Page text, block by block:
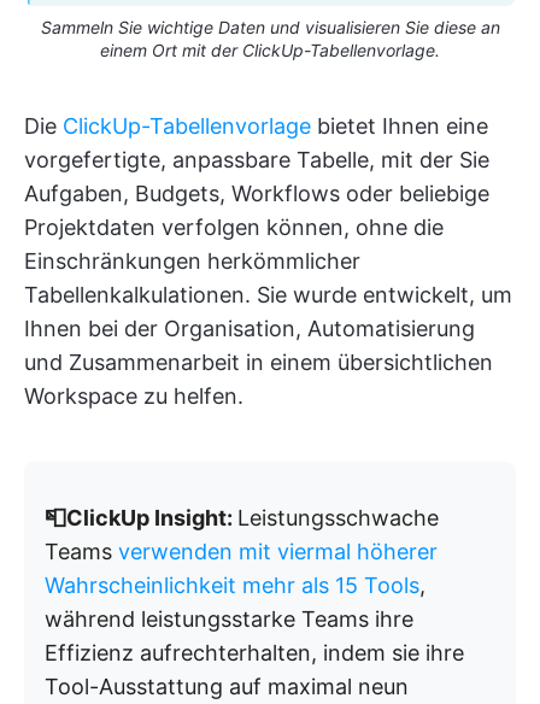
Sammeln Sie wichtige Daten und visualisieren Sie diese an
einem Ort mit der ClickUp-Tabellenvorlage.
Die ClickUp-Tabellenvorlage bietet Ihnen eine
vorgefertigte, anpassbare Tabelle, mit der Sie
Aufgaben, Budgets, Workflows oder beliebige
Projektdaten verfolgen können, ohne die
Einschränkungen herkömmlicher
Tabellenkalkulationen. Sie wurde entwickelt, um
Ihnen bei der Organisation, Automatisierung
und Zusammenarbeit in einem übersichtlichen
Workspace zu helfen.
📮ClickUp Insight: Leistungsschwache
Teams verwenden mit viermal höherer
Wahrscheinlichkeit mehr als 15 Tools,
während leistungsstarke Teams ihre
Effizienz aufrechterhalten, indem sie ihre
Tool-Ausstattung auf maximal neun